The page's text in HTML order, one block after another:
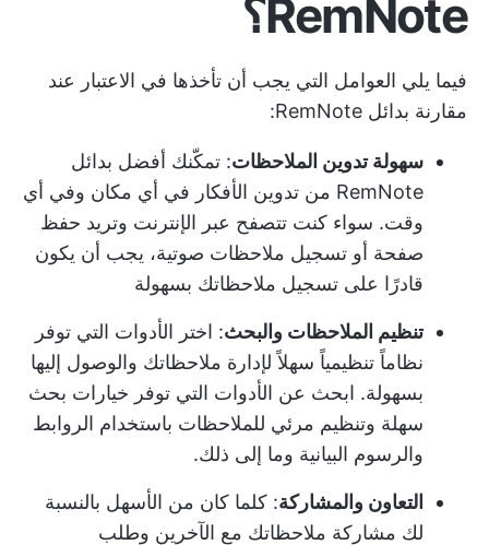
RemNote؟
فيما يلي العوامل التي يجب أن تأخذها في الاعتبار عند
مقارنة بدائل RemNote:
سهولة تدوين الملاحظات: تمكّنك أفضل بدائل
RemNote من تدوين الأفكار في أي مكان وفي أي
وقت. سواء كنت تتصفح عبر الإنترنت وتريد حفظ
صفحة أو تسجيل ملاحظات صوتية، يجب أن يكون
قادرًا على تسجيل ملاحظاتك بسهولة
تنظيم الملاحظات والبحث: اختر الأدوات التي توفر
نظاماً تنظيمياً سهلاً لإدارة ملاحظاتك والوصول إليها
بسهولة. ابحث عن الأدوات التي توفر خيارات بحث
سهلة وتنظيم مرئي للملاحظات باستخدام الروابط
والرسوم البيانية وما إلى ذلك.
التعاون والمشاركة: كلما كان من الأسهل بالنسبة
لك مشاركة ملاحظاتك مع الآخرين وطلب